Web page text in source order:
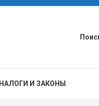
НАЛОГИ И ЗАКОНЫ